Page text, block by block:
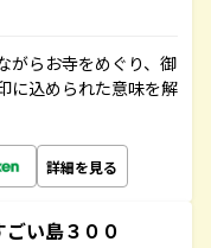
がらお寺をめぐり、御
に込められた意味を解
詳細を見る
い島３００